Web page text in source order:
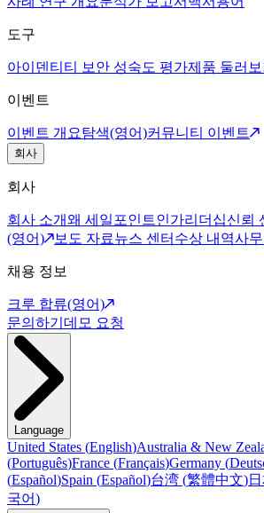
도구
아이덴티티 보안 성숙도 평가제품 둘러
이벤트
이벤트 개요탐색(영어)커뮤니티 이벤트
회사
회사
회사 소개왜 세일포인트인가리더십신뢰
(영어)
보도 자료뉴스 센터 수상 내역사무
채용 정보
크루 합류(영어)
문의하기 데모 요청
Language
United States (English)Australia & New
(Português)France (Français)Germany (
(Español)Spain (Español)台湾 (繁體中文)
국어)